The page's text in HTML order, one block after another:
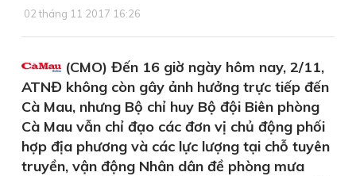
02 tháng 11 2017 16:26
(CMO) Đến 16 giờ ngày hôm nay, 2/11,
ATNĐ không còn gây ảnh hưởng trực tiếp đến
Cà Mau, nhưng Bộ chỉ huy Bộ đội Biên phòng
Cà Mau vẫn chỉ đạo các đơn vị chủ động phối
hợp địa phương và các lực lượng tại chỗ tuyên
truyền, vận động Nhân dân đề phòng mưa